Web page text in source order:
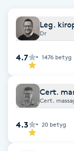
Brynformning
Brynfärgning
Brynplockning
Leg.
Dr
4.7 1476 betyg
Cert.
Cert.
4.3 20 betyg